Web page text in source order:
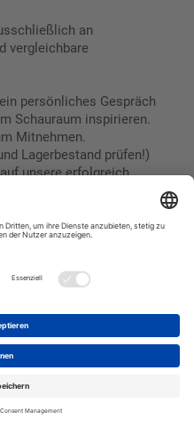
an
vergleichbare
persönliches Gespräch
Schauraum inspirieren.
Mitnehmen.
Lagerbestand prüfen!)
unsere erfolgreich
SEPA Lastschrift
Kreditkarte
Rechnungskauf